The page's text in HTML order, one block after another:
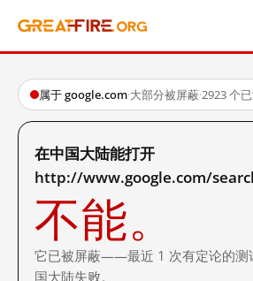
属于 google.com·大部分被屏蔽·2923 个
在中国大陆能打开
http://www.google.com/
不能。
它已被屏蔽——最近 1 次有定论的测
国大陆失败。